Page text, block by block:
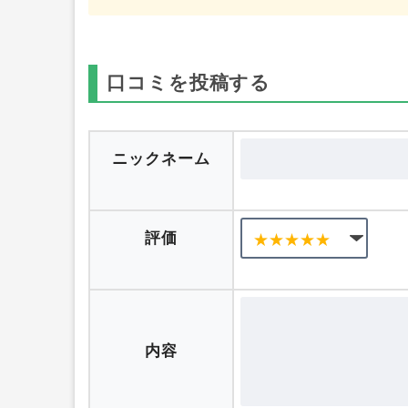
特徴
Android版の伊予銀行 SAFETY（セーフ
口コミを投稿する
ニックネーム